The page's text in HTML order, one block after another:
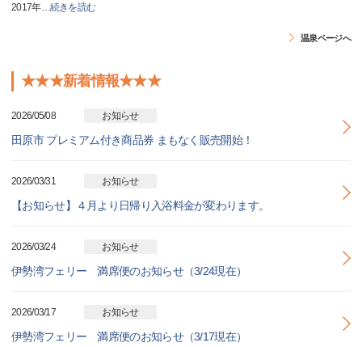
2017年…続きを読む
温泉ページへ
★★★新着情報★★★
2026/05/08 お知らせ
田原市 プレミアム付き商品券 まもなく販売開始！
2026/03/31 お知らせ
【お知らせ】４月より日帰り入浴料金が変わります。
2026/03/24 お知らせ
伊勢湾フェリー 満席便のお知らせ（3/24現在）
2026/03/17 お知らせ
伊勢湾フェリー 満席便のお知らせ（3/17現在）